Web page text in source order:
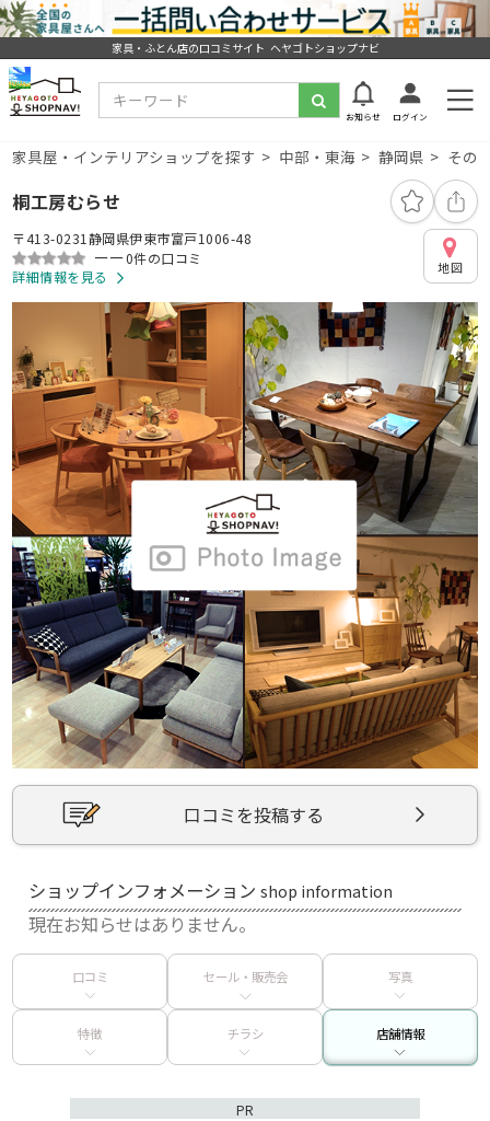
家具・ふとん店の口コミサイト ヘヤゴトショップナビ
お知らせ ログイン
家具屋・インテリアショップを探す 中部・東海 静岡県 その
桐工房むらせ
〒413-0231静岡県伊東市富戸1006-48
ーー0件の口コミ
詳細情報を見る
地図
口コミを投稿する
ショップインフォメーションshop information
現在お知らせはありません。
口コミ セール・販売会 写真
特徴 チラシ 店舗情報
PR